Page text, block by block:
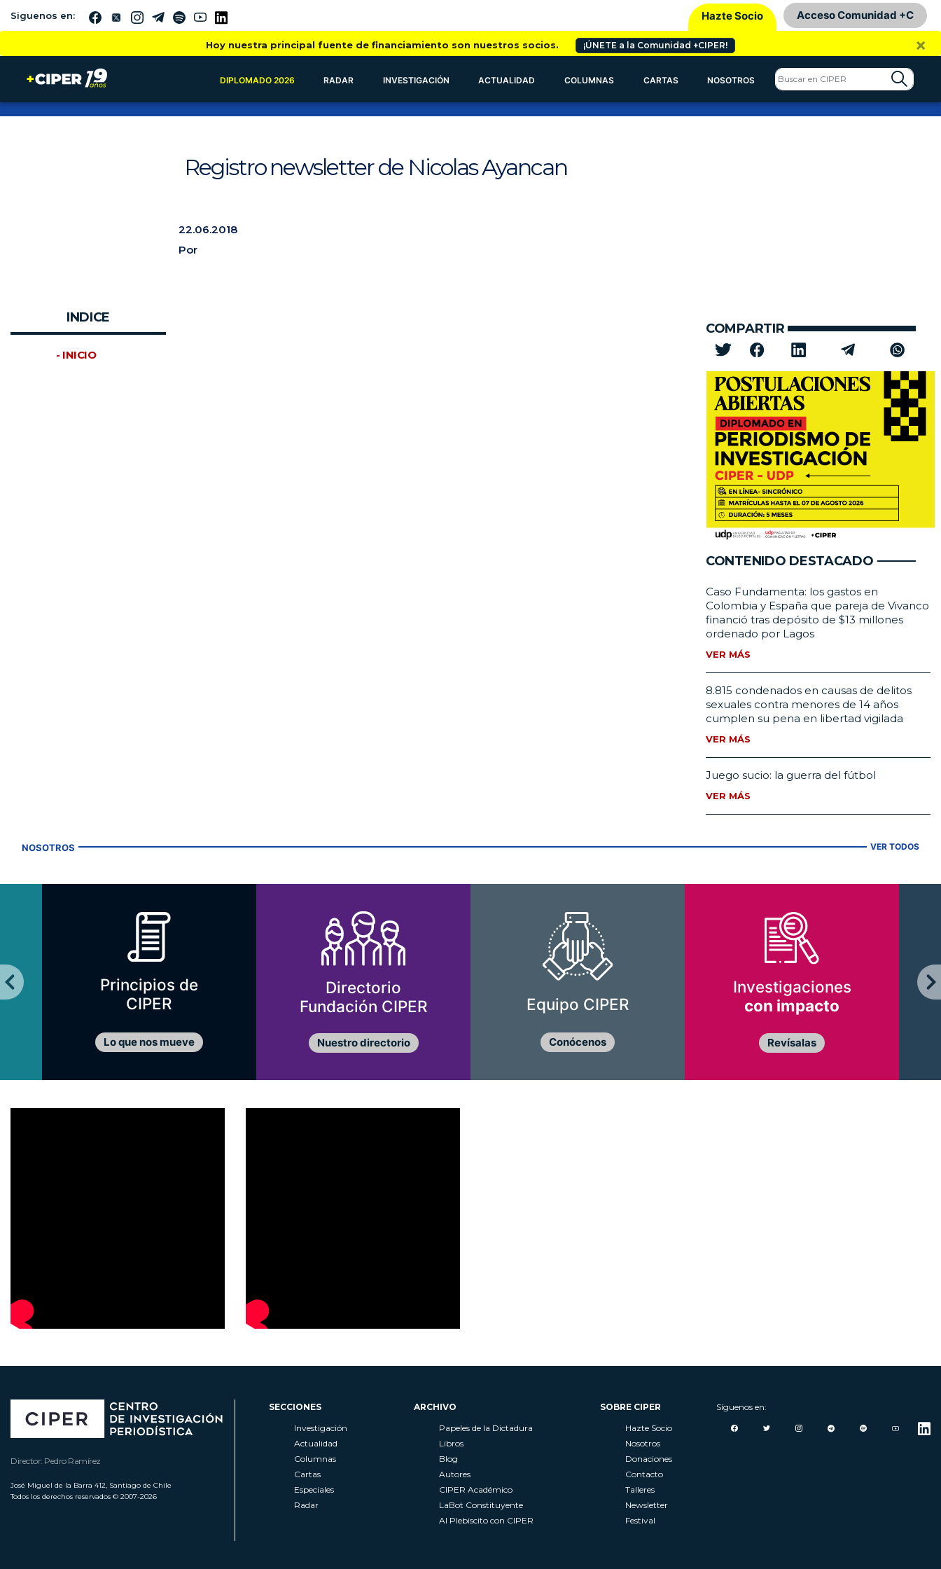
Siguenos en: Hazte Socio Acceso Comunidad +C
Hoy nuestra principal fuente de financiamiento son nuestros socios. ¡ÚNETE a la Comunidad +CIPER! ×
DIPLOMADO 2026 RADAR INVESTIGACIÓN ACTUALIDAD COLUMNAS CARTAS NOSOTROS
Registro newsletter de Nicolas Ayancan
22.06.2018
Por
INDICE
- INICIO
COMPARTIR
CONTENIDO DESTACADO
Caso Fundamenta: los gastos en
Colombia y España que pareja de Vivanco
financió tras depósito de $13 millones
ordenado por Lagos
VER MÁS
8.815 condenados en causas de delitos
sexuales contra menores de 14 años
cumplen su pena en libertad vigilada
VER MÁS
Juego sucio: la guerra del fútbol
VER MÁS
NOSOTROS VER TODOS
Principios de
CIPER
Lo que nos mueve
Directorio
Fundación CIPER
Nuestro directorio
Equipo CIPER
Conócenos
Investigaciones
con impacto
Revísalas
Director: Pedro Ramírez
José Miguel de la Barra 412, Santiago de Chile
Todos los derechos reservados © 2007-2026
SECCIONES
Investigación
Actualidad
Columnas
Cartas
Especiales
Radar
ARCHIVO
Papeles de la Dictadura
Libros
Blog
Autores
CIPER Académico
LaBot Constituyente
Al Plebiscito con CIPER
SOBRE CIPER
Hazte Socio
Nosotros
Donaciones
Contacto
Talleres
Newsletter
Festival
Síguenos en: